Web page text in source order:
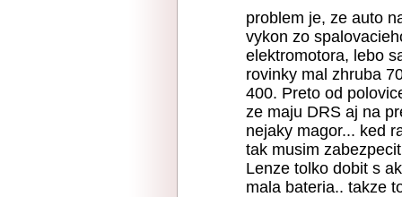
problem je, ze auto
vykon zo
elektromotora, lebo
rovinky mal zhruba
400. Preto od
ze maju DRS aj na
nejaky magor... ked
tak musim
Lenze tolko dobit s
mala bateria.. takze